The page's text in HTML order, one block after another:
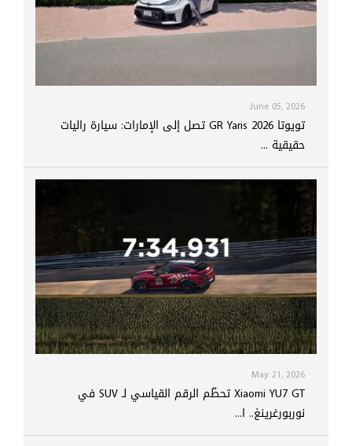
June 05, 2026
تويوتا GR Yaris 2026 تصل إلى الإمارات: سيارة راليات
حقيقية ...
May 21, 2026
Xiaomi YU7 GT تحطّم الرقم القياسي لـ SUV في
نوربورغرينغ.. ا...